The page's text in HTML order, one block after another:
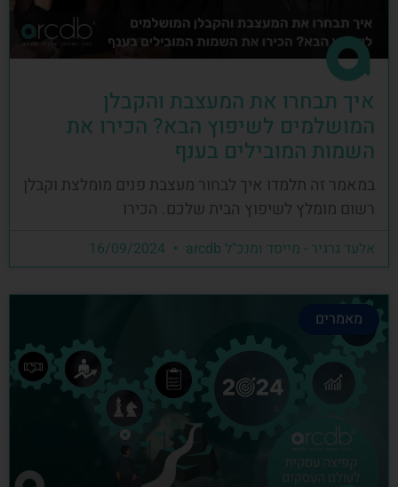
איך תבחרו את המעצבת והקבלן
המושלמים לשיפוץ הבא? הכירו את
השמות המובילים בענף
במאמר זה תלמדו איך לבחור מעצבת פנים מומלצת וקבלן
רשום מומלץ לשיפוץ הבית שלכם. הכירו
אלעד גרגיר - מייסד ומנכ"ל arcdb
מאמרים